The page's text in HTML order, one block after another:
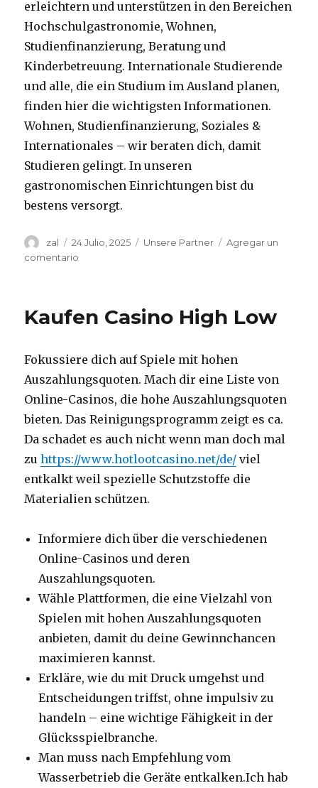
erleichtern und unterstützen in den Bereichen
Hochschulgastronomie, Wohnen,
Studienfinanzierung, Beratung und
Kinderbetreuung. Internationale Studierende
und alle, die ein Studium im Ausland planen,
finden hier die wichtigsten Informationen.
Wohnen, Studienfinanzierung, Soziales &
Internationales – wir beraten dich, damit
Studieren gelingt. In unseren
gastronomischen Einrichtungen bist du
bestens versorgt.
Autor
zal
Publicado
el
24 Julio, 2025 Categorías
Unsere Partner
Agregar un
comentario
Termin
Hamburg
Kaufen Casino High Low
Fokussiere dich auf Spiele mit hohen
Auszahlungsquoten. Mach dir eine Liste von
Online-Casinos, die hohe Auszahlungsquoten
bieten. Das Reinigungsprogramm zeigt es ca.
Da schadet es auch nicht wenn man doch mal
zuhttps://www.hotlootcasino.net/de/ viel
entkalkt weil spezielle Schutzstoffe die
Materialien schützen.
Informiere dich über die verschiedenen
Online-Casinos und deren
Auszahlungsquoten.
Wähle Plattformen, die eine Vielzahl von
Spielen mit hohen Auszahlungsquoten
anbieten, damit du deine Gewinnchancen
maximieren kannst.
Erkläre, wie du mit Druck umgehst und
Entscheidungen triffst, ohne impulsiv zu
handeln – eine wichtige Fähigkeit in der
Glücksspielbranche.
Man muss nach Empfehlung vom
Wasserbetrieb die Geräte entkalken.Ich hab